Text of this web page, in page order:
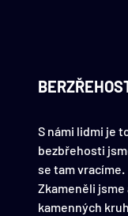
S námi lidmi je
bezbřehosti
se tam vracíme.
Zkameněli jsme
kamenných